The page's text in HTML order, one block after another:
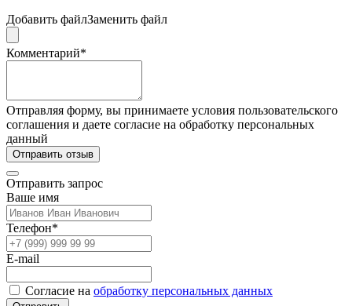
Добавить файлЗаменить файл
Комментарий*
Отправляя форму, вы принимаете условия пользовательского
соглашения и даете согласие на обработку персональных
данный
Отправить отзыв
Отправить запрос
Ваше имя
Телефон*
E-mail
Согласие на обработку персональных данных